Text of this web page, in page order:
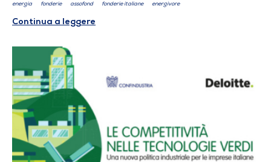
energia fonderie assofond fonderie italiane energivore
Continua a leggere